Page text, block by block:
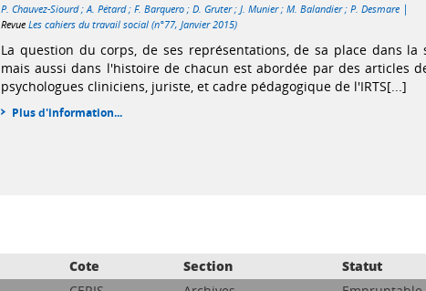
P. Chauvez-Siourd;A. Pétard;F. Barquero ;D. Gruter;J. Munier;M. Balandier;P. Desmare |
RevueLes cahiers du travail social (n°77, Janvier 2015)
La question du corps, de ses représentations, de sa place dans la
mais aussi dans l'histoire de chacun est abordée par des articles
psychologues cliniciens, juriste, et cadre pédagogique de l'IRTS[...]
Plus d'information...
Cote Section Statut